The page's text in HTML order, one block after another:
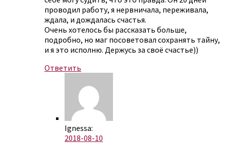
проводил работу, я нервничала, переживала,
ждала, и дождалась счастья.
Очень хотелось бы рассказать больше,
подробно, но маг посоветовал сохранять тайну,
и я это исполню. Держусь за своё счастье))
Ответить
Ignessa:
2018-08-10